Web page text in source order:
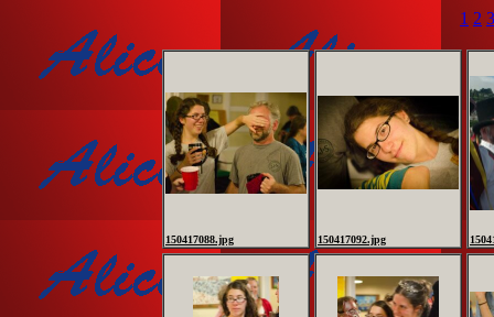
1 2 3
150417088.jpg 150417092.jpg